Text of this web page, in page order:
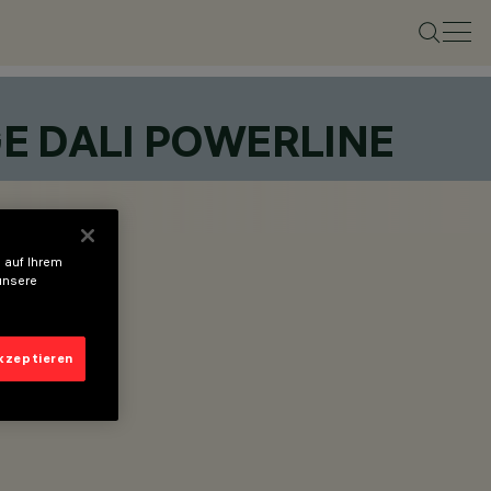
DALI POWERLINE
auf Ihrem